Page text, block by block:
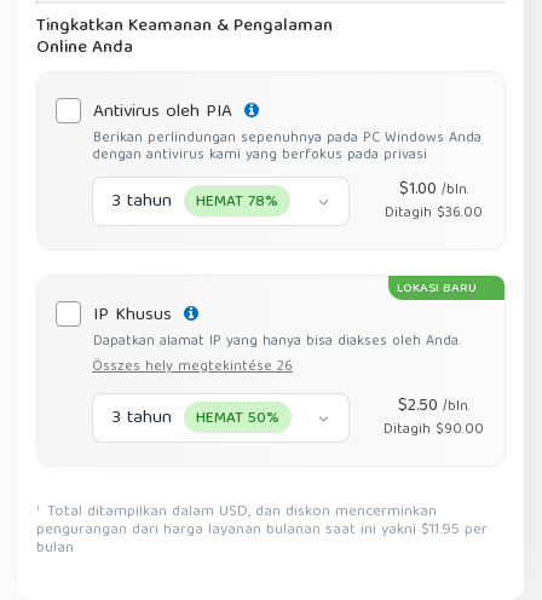
Tingkatkan Keamanan & Pengalaman
Online Anda
Antivirus oleh PIA
Berikan perlindungan sepenuhnya pada PC Windows Anda
dengan antivirus kami yang berfokus pada privasi
3 tahun HEMAT 78% $1.00 /bln.
Ditagih $36.00
LOKASI BARU
IP Khusus
Dapatkan alamat IP yang hanya bisa diakses oleh Anda.
Összes hely megtekintése 26
3 tahun HEMAT 50% $2.50 /bln.
Ditagih $90.00
1 Total ditampilkan dalam USD, dan diskon mencerminkan
pengurangan dari harga layanan bulanan saat ini yakni $11.95 per
bulan